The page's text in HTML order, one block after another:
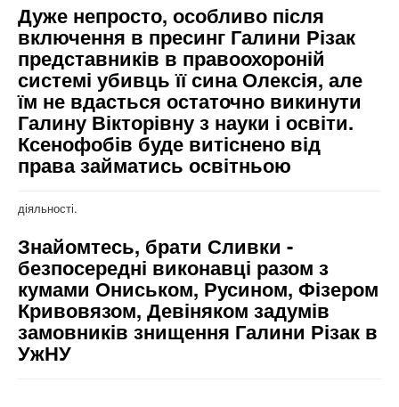
Дуже непросто, особливо після
включення в пресинг Галини Різак
представників в правоохороній
системі убивць її сина Олексія, але
їм не вдасться остаточно викинути
Галину Вікторівну з науки і освіти.
Ксенофобів буде витіснено від
права займатись освітньою
діяльності.
Знайомтесь, брати Сливки -
безпосередні виконавці разом з
кумами Ониськом, Русином, Фізером
Кривовязом, Девіняком задумів
замовників знищення Галини Різак в
УжНУ